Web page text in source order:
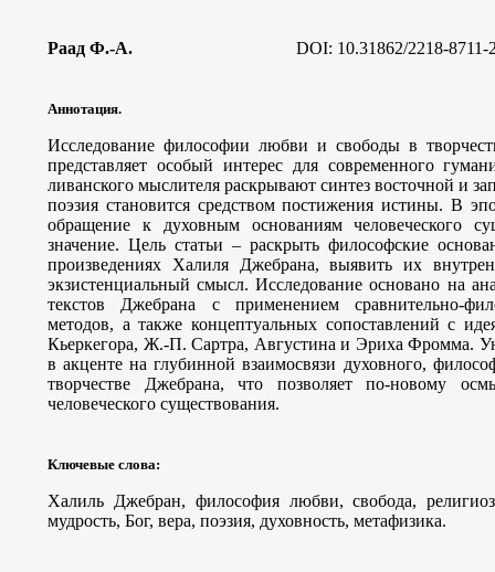
Раад Ф.-А. DOI: 10.31862/2218-8711-
Аннотация.
Исследование философии любви и свободы в
представляет особый интерес для современного
ливанского мыслителя раскрывают синтез восточной и
поэзия становится средством постижения истины. В
обращение к духовным основаниям человеческого
значение. Цель статьи – раскрыть философские
произведениях Халиля Джебрана, выявить их
экзистенциальный смысл. Исследование основано на
текстов Джебрана с применением сравнительно-
методов, а также концептуальных сопоставлений с
Кьеркегора, Ж.-П. Сартра, Августина и Эриха Фромма.
в акценте на глубинной взаимосвязи духовного,
творчестве Джебрана, что позволяет по-новому
человеческого существования.
Ключевые слова:
Халиль Джебран, философия любви, свобода,
мудрость, Бог, вера, поэзия, духовность, метафизика.